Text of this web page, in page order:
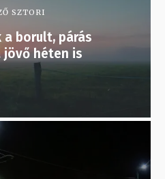
SZTORI
borult, párás
jövő héten is